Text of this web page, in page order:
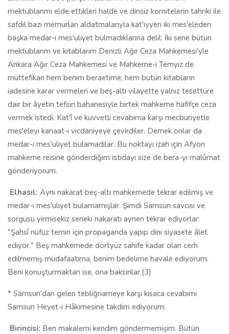
mektublarımı elde ettikleri halde ve dinsiz komitelerin tahriki ile
safdil bazı memurları aldatmalarıyla kat'iyyen iki mes'eleden
başka medar-ı mes'uliyet bulmadıklarına delil: İki sene bütün
mektublarım ve kitablarım Denizli Ağır Ceza Mahkemesi'yle
Ankara Ağır Ceza Mahkemesi ve Mahkeme-i Temyiz de
müttefikan hem benim beraetime, hem bütün kitabların
iadesine karar vermeleri ve beş-altı vilayette yalnız tesettüre
dair bir âyetin tefsiri bahanesiyle birtek mahkeme hafifçe ceza
vermek istedi. Kat'î ve kuvvetli cevabıma karşı mecburiyetle
mes'eleyi kanaat-ı vicdaniyeye çevirdiler. Demek onlar da
medar-ı mes'uliyet bulamadılar. Bu noktayı izah için Afyon
mahkeme reisine gönderdiğim istidayı size de bera-yı malûmat
gönderiyorum.
Elhasıl: Aynı nakarat beş-altı mahkemede tekrar edilmiş ve
medar-ı mes'uliyet bulamamışlar. Şimdi Samsun savcısı ve
sorgusu yirmisekiz seneki nakaratı aynen tekrar ediyorlar:
"Şahsî nüfuz temin için propaganda yapıp dini siyasete âlet
ediyor." Beş mahkemede dörtyüz sahife kadar olan cerh
edilmemiş müdafaatıma, benim bedelime havale ediyorum.
Beni konuşturmaktan ise, ona baksınlar.(3)
* Samsun'dan gelen tebliğnameye karşı kısaca cevabımı
Samsun Heyet-i Hâkimesine takdim ediyorum:
Birincisi: Ben makalemi kendim göndermemişim. Bütün